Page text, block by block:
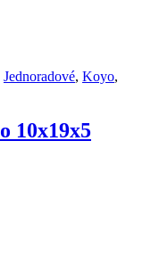
Jednoradové, Koyo,
10x19x5